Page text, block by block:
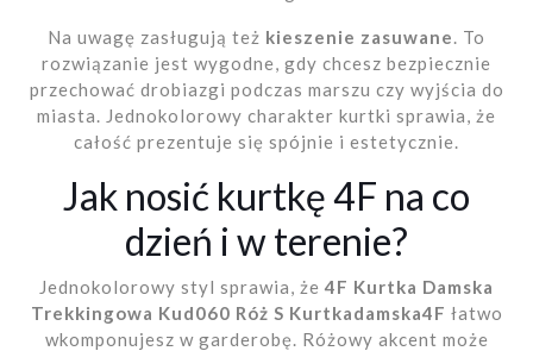
Na uwagę zasługują też kieszenie zasuwane
. To
rozwiązanie jest wygodne, gdy chcesz bezpiecznie
przechować drobiazgi podczas marszu czy wyjścia do
miasta. Jednokolorowy charakter kurtki sprawia, że
całość prezentuje się spójnie i estetycznie.
Jak nosić kurtkę 4F na co
dzień i w terenie?
Jednokolorowy styl sprawia, że 4F Kurtka Damska
Trekkingowa Kud060 Róż S Kurtkadamska4F łatwo
wkomponujesz w garderobę. Różowy akcent może